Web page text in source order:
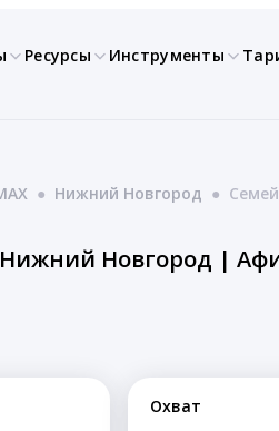
Ресурсы Инструменты
● Нижний Новгород ●
Новгород |
Охват